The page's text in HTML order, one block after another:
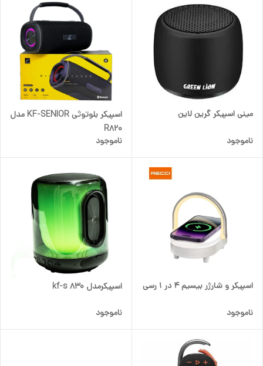
مینی اسپیکر گرین لاین
ناموجود
اسپیکر بلوتوثی KF-SENIOR مدل
R820
ناموجود
اسپیکر و شارژر بیسیم 4 در 1 رسی
ناموجود
اسپیکرمدل kf-s 830
ناموجود